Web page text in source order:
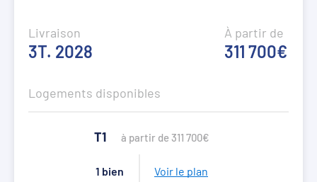
Livraison
3T. 2028
À partir de
311 700€
Logements disponibles
T1 à partir de 311 700€
1 bien Voir le plan